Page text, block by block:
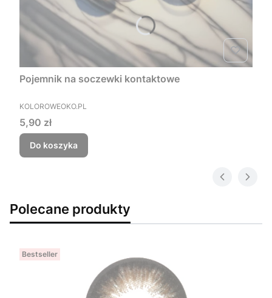
Pojemnik na soczewki kontaktowe
PRODUCENT
KOLOROWEOKO.PL
Cena
5,90 zł
Do koszyka
Polecane produkty
Bestseller